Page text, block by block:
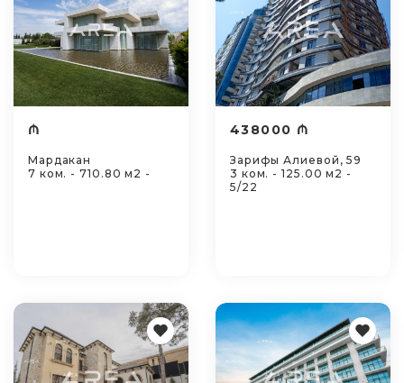
₼
Мардакан
7 ком. - 710.80 м2 -
438000 ₼
Зарифы Алиевой, 59
3 ком. - 125.00 м2 -
5/22